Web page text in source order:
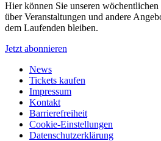
Hier können Sie unseren
über Veranstaltungen und andere
dem Laufenden bleiben.
Jetzt abonnieren
News
Tickets kaufen
Impressum
Kontakt
Barrierefreiheit
Cookie-Einstellungen
Datenschutzerklärung